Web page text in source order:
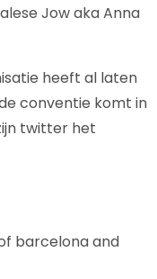
Jow aka Anna
heeft al laten
conventie komt in
twitter het
barcelona and